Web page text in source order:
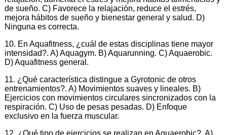
de sueño. C) Favorece la relajación, reduce el estrés,
mejora hábitos de sueño y bienestar general y salud. D)
Ninguna es correcta.
10. En Aquafitness, ¿cuál de estas disciplinas tiene mayor
intensidad?. A) Aquagym. B) Aquarunning. C) Aquaerobic.
D) Aquafitness general.
11. ¿Qué característica distingue a Gyrotonic de otros
entrenamientos?. A) Movimientos suaves y lineales. B)
Ejercicios con movimientos circulares sincronizados con la
respiración. C) Uso de pesas pesadas. D) Enfoque
exclusivo en la fuerza muscular.
12. ¿Qué tipo de ejercicios se realizan en Aquaerobic?. A)